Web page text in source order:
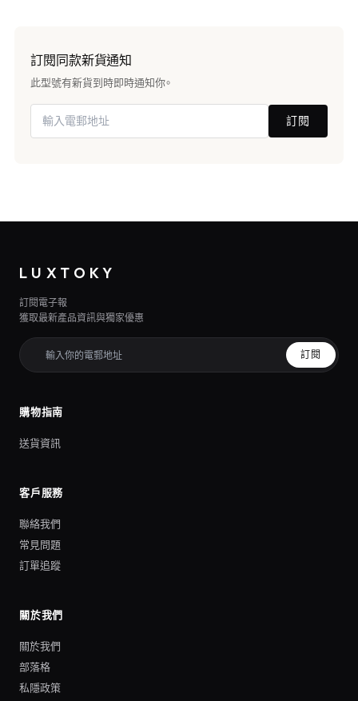
訂閱同款新貨通知
此型號有新貨到時即時通知你。
訂閱
LUXTOKY
訂閱電子報
獲取最新產品資訊與獨家優惠
訂閱
購物指南
送貨資訊
客戶服務
聯絡我們
常見問題
訂單追蹤
關於我們
關於我們
部落格
私隱政策